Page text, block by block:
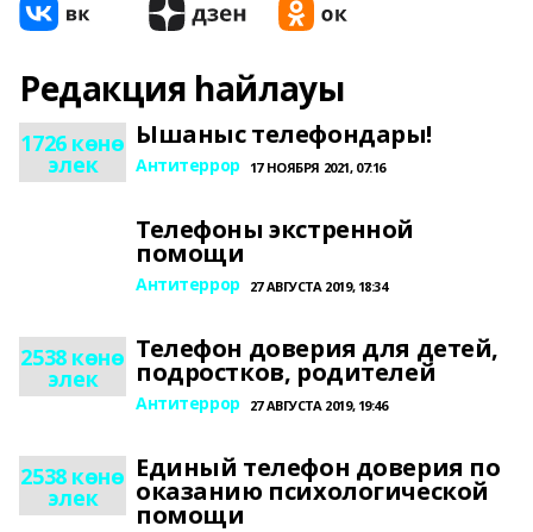
Редакция һайлауы
1726 көнө
элек
Ышаныс телефондары!
Антитеррор 17 НОЯБРЯ 2021, 07:16
Телефоны экстренной
помощи
Антитеррор 27 АВГУСТА 2019, 18:34
2538 көнө
элек
Телефон доверия для детей,
подростков, родителей
Антитеррор 27 АВГУСТА 2019, 19:46
2538 көнө
элек
Единый телефон доверия по
оказанию психологической
помощи